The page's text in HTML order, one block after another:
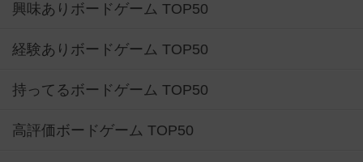
興味ありボードゲーム TOP50
経験ありボードゲーム TOP50
持ってるボードゲーム TOP50
高評価ボードゲーム TOP50